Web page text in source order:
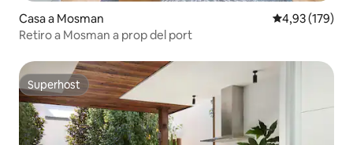
Casa a Mosman 4,93 de
4,93 (179)
Retiro a Mosman a prop del port
Superhost
Superhost